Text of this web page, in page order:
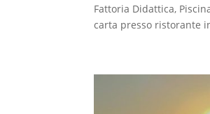
Fattoria Didattica,
carta presso ristorante